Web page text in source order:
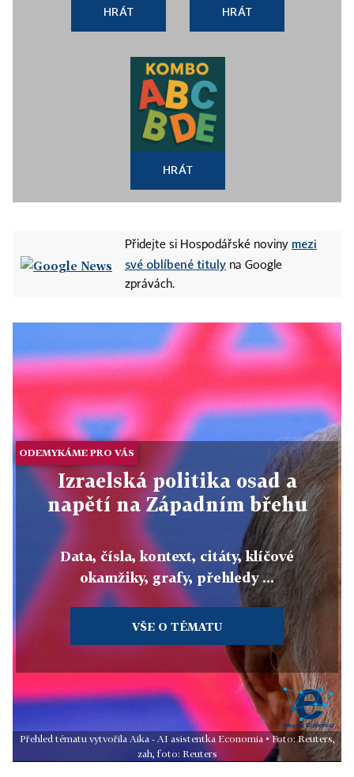
HRÁT HRÁT
HRÁT
Přidejte si Hospodářské noviny mezi
své oblíbené tituly na Google
zprávách.
ODEMYKÁME PRO VÁS
Izraelská politika osad a
napětí na Západním břehu
Data, čísla, kontext, citáty, klíčové
okamžiky, grafy, přehledy ...
VŠE O TÉMATU
Přehled tématu vytvořila Aika - AI asistentka Economia • Foto: Reuters,
zah, foto: Reuters